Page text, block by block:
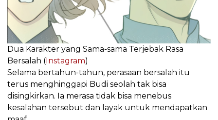
Dua Karakter yang Sama-sama Terjebak Rasa
Bersalah ( Instagram)
Selama bertahun-tahun, perasaan bersalah itu
terus menghinggapi Budi seolah tak bisa
disingkirkan. Ia merasa tidak bisa menebus
kesalahan tersebut dan layak untuk mendapatkan